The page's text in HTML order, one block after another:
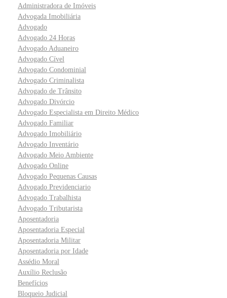
Administradora de Imóveis
Advogada Imobiliária
Advogado
Advogado 24 Horas
Advogado Aduaneiro
Advogado Cível
Advogado Condominial
Advogado Criminalista
Advogado de Trânsito
Advogado Divórcio
Advogado Especialista em Direito Médico
Advogado Familiar
Advogado Imobiliário
Advogado Inventário
Advogado Meio Ambiente
Advogado Online
Advogado Pequenas Causas
Advogado Previdenciario
Advogado Trabalhista
Advogado Tributarista
Aposentadoria
Aposentadoria Especial
Aposentadoria Militar
Aposentadoria por Idade
Assédio Moral
Auxílio Reclusão
Benefícios
Bloqueio Judicial